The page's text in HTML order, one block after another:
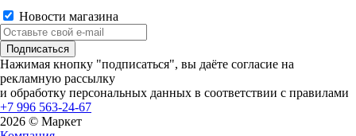
Новости магазина
Нажимая кнопку "подписаться", вы даёте согласие на
рекламную рассылку
и обработку персональных данных в соответствии с правилами
+7 996 563-24-67
2026 © Маркет